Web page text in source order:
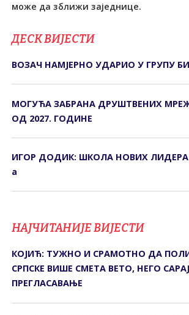
може да зближи заједнице.
ДЕСК ВИЈЕСТИ
ВОЗАЧ НАМЈЕРНО УДАРИО У ГРУПУ
МОГУЋА ЗАБРАНА ДРУШТВЕНИХ
ОД 2027. ГОДИНЕ
ИГОР ДОДИК: ШКОЛА НОВИХ
а
НАЈЧИТАНИЈЕ ВИЈЕСТИ
КОЈИЋ: ТУЖНО И СРАМОТНО ДА
СРПСКЕ ВИШЕ СМЕТА ВЕТО, НЕГО
ПРЕГЛАСАВАЊЕ